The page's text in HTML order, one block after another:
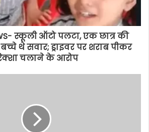
स्कूली ऑटो पलटा, एक छात्र की
थे सवार; ड्राइवर पर शराब पीकर
चलाने के आरोप